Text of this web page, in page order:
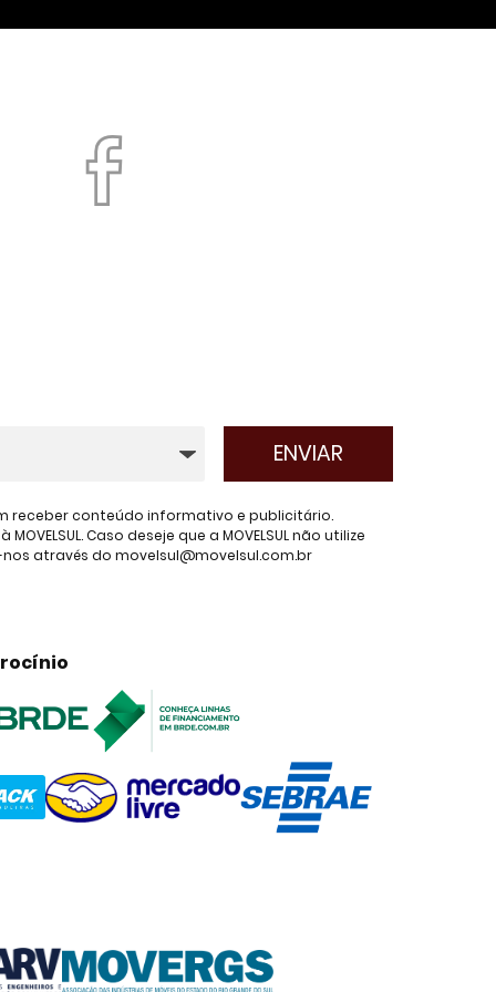
receber conteúdo informativo e publicitário.
Caso deseje que a MOVELSUL não utilize
através do movelsul@movelsul.com.br